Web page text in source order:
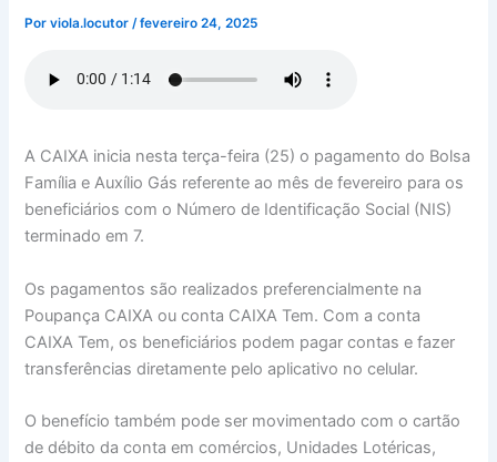
Porviola.locutor/fevereiro 24, 2025
A CAIXA inicia nesta terça-feira (25) o pagamento do Bolsa
Família e Auxílio Gás referente ao mês de fevereiro para os
beneficiários com o Número de Identificação Social (NIS)
terminado em 7.
Os pagamentos são realizados preferencialmente na
Poupança CAIXA ou conta CAIXA Tem. Com a conta
CAIXA Tem, os beneficiários podem pagar contas e fazer
transferências diretamente pelo aplicativo no celular.
O benefício também pode ser movimentado com o cartão
de débito da conta em comércios, Unidades Lotéricas,